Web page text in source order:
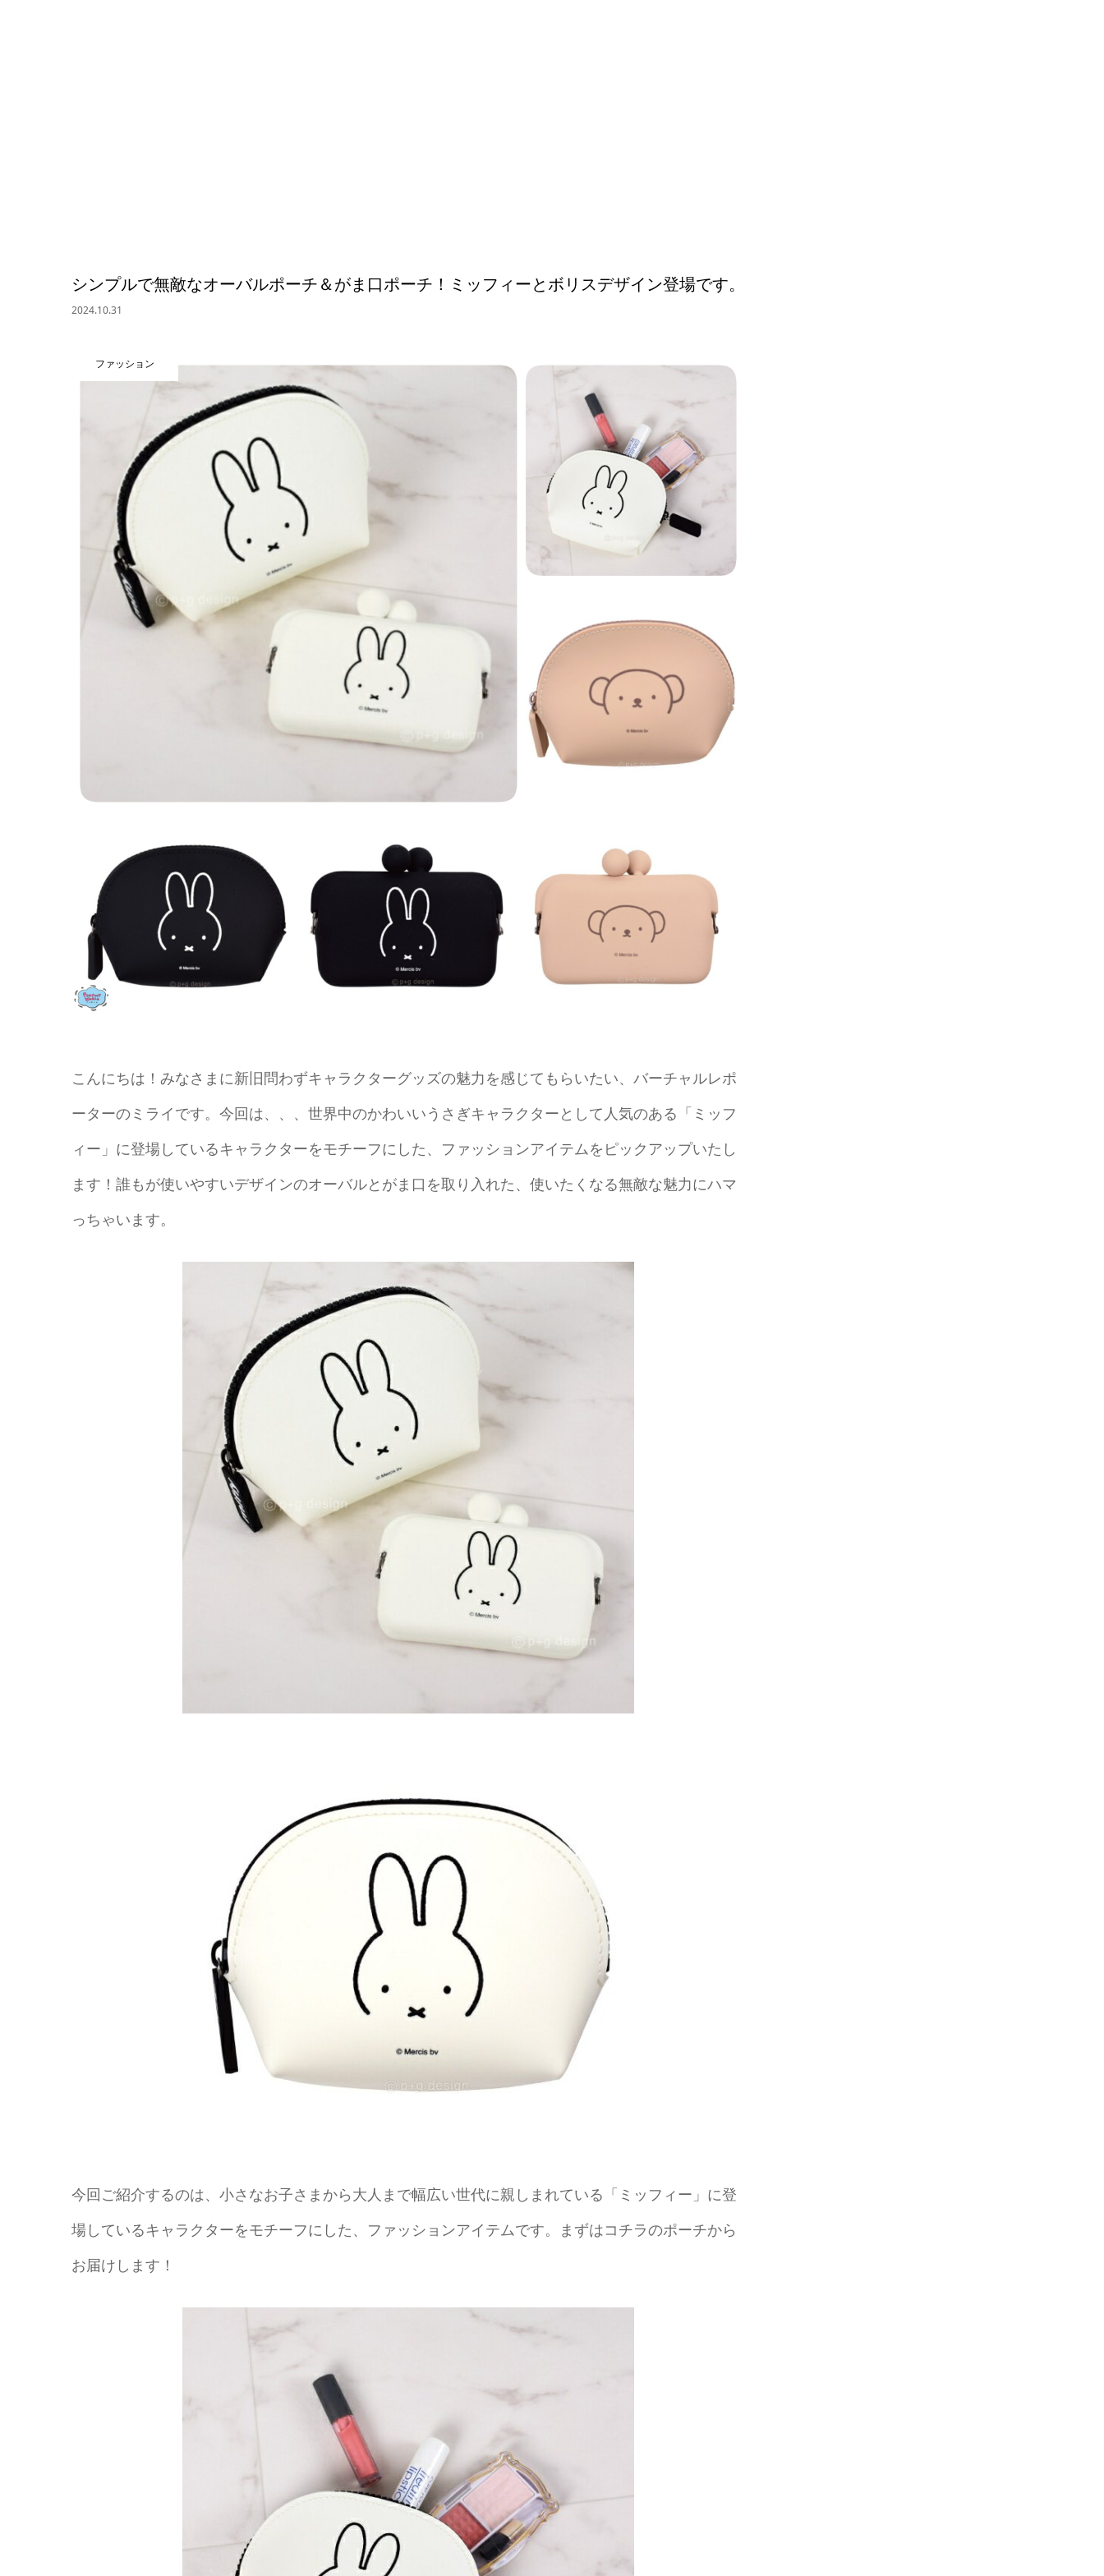
シンプルで無敵なオーバルポーチ＆がま口ポーチ！ミッフィーとボリスデザイン登場です。
2024.10.31
ファッション
こんにちは！みなさまに新旧問わずキャラクターグッズの魅力を感じてもらいたい、バーチャルレポ
ーターのミライです。今回は、、、世界中のかわいいうさぎキャラクターとして人気のある「ミッフ
ィー」に登場しているキャラクターをモチーフにした、ファッションアイテムをピックアップいたし
ます！誰もが使いやすいデザインのオーバルとがま口を取り入れた、使いたくなる無敵な魅力にハマ
っちゃいます。
今回ご紹介するのは、小さなお子さまから大人まで幅広い世代に親しまれている「ミッフィー」に登
場しているキャラクターをモチーフにした、ファッションアイテムです。まずはコチラのポーチから
お届けします！